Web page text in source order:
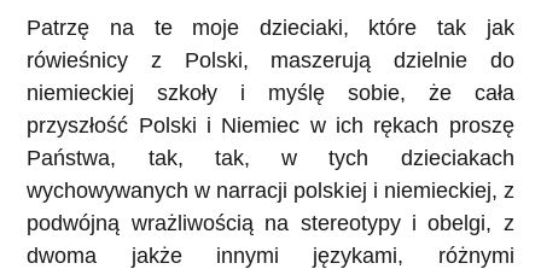
Patrzę na te moje dzieciaki, które tak jak
rówieśnicy z Polski, maszerują dzielnie do
niemieckiej szkoły i myślę sobie, że cała
przyszłość Polski i Niemiec w ich rękach proszę
Państwa, tak, tak, w tych dzieciakach
wychowywanych w narracji polskiej i niemieckiej, z
podwójną wrażliwością na stereotypy i obelgi, z
dwoma jakże innymi językami, różnymi